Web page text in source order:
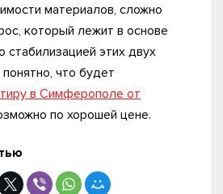
материалов, сложно
который лежит в основе
стабилизацией этих двух
что будет
в Симферополе от
по хорошей цене.